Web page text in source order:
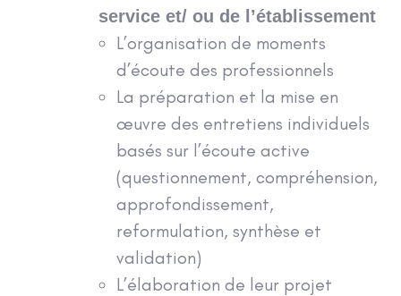
service et/ ou de l’établissement
L’organisation de moments
d’écoute des professionnels
La préparation et la mise en
œuvre des entretiens individuels
basés sur l’écoute active
(questionnement, compréhension,
approfondissement,
reformulation, synthèse et
validation)
L’élaboration de leur projet